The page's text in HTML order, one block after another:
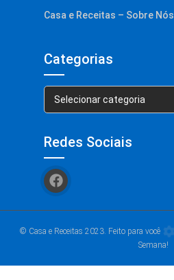
Casa e Receitas – Sobre Nós
Categorias
Categorias
Redes Sociais
© Casa e Receitas 2023. Feito para você
Semana!